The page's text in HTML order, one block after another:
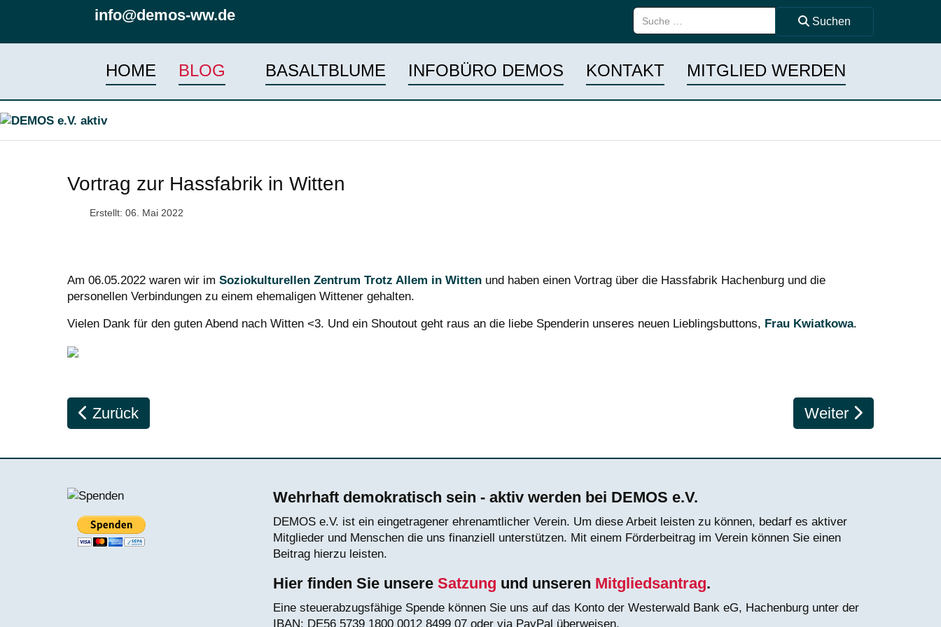
info@demos-ww.de Suchen ...
Suchen
HOME BLOG BASALTBLUME INFOBÜRO DEMOS KONTAKT MITGLIED WERDEN
Vortrag zur Hassfabrik in Witten
Erstellt: 06. Mai 2022
Am 06.05.2022 waren wir im Soziokulturellen Zentrum Trotz Allem in Witten und haben einen Vortrag über die Hassfabrik Hachenburg und die
personellen Verbindungen zu einem ehemaligen Wittener gehalten.
Vielen Dank für den guten Abend nach Witten <3. Und ein Shoutout geht raus an die liebe Spenderin unseres neuen Lieblingsbuttons, Frau Kwiatkowa.
Vorheriger Beitrag: Vortrag zur Hassfabrik in Koblenz
Zurück Nächster Beitrag:
Weiter
Wehrhaft demokratisch sein - aktiv werden bei DEMOS e.V.
DEMOS e.V. ist ein eingetragener ehrenamtlicher Verein. Um diese Arbeit leisten zu können, bedarf es aktiver
Mitglieder und Menschen die uns finanziell unterstützen. Mit einem Förderbeitrag im Verein können Sie einen
Beitrag hierzu leisten.
Hier finden Sie unsere Satzung und unseren Mitgliedsantrag.
Eine steuerabzugsfähige Spende können Sie uns auf das Konto der Westerwald Bank eG, Hachenburg unter der
IBAN: DE56 5739 1800 0012 8499 07 oder via PayPal überweisen.